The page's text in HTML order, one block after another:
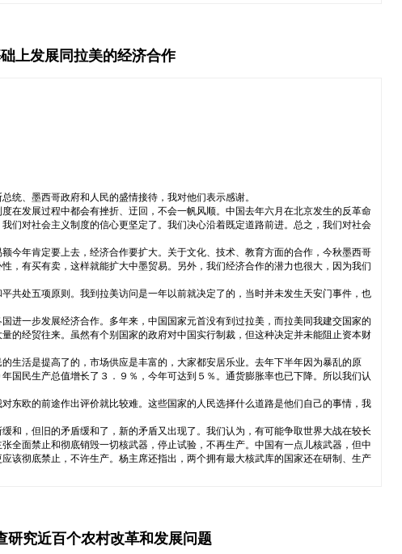
上发展同拉美的经济合作
统、墨西哥政府和人民的盛情接待，我对他们表示感谢。
在发展过程中都会有挫折、迂回，不会一帆风顺。中国去年六月在北京发生的反革命
们对社会主义制度的信心更坚定了。我们决心沿着既定道路前进。总之，我们对社会
今年肯定要上去，经济合作要扩大。关于文化、技术、教育方面的合作，今秋墨西哥
，有买有卖，这样就能扩大中墨贸易。另外，我们经济合作的潜力也很大，因为我们
共处五项原则。我到拉美访问是一年以前就决定了的，当时并未发生天安门事件，也
进一步发展经济合作。多年来，中国国家元首没有到过拉美，而拉美同我建交国家的
的经贸往来。虽然有个别国家的政府对中国实行制裁，但这种决定并未能阻止资本财
生活是提高了的，市场供应是丰富的，大家都安居乐业。去年下半年因为暴乱的原
国民生产总值增长了３．９％，今年可达到５％。通货膨胀率也已下降。所以我们认
东欧的前途作出评价就比较难。这些国家的人民选择什么道路是他们自己的事情，我
和，但旧的矛盾缓和了，新的矛盾又出现了。我们认为，有可能争取世界大战在较长
全面禁止和彻底销毁一切核武器，停止试验，不再生产。中国有一点儿核武器，但中
该彻底禁止，不许生产。杨主席还指出，两个拥有最大核武库的国家还在研制、生产
究近百个农村改革和发展问题